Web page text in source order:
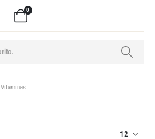
0
Vitaminas